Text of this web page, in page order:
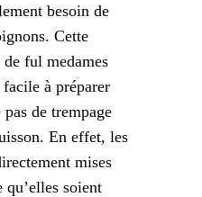
besoin de
Cette
ful medames
à préparer
de trempage
En effet, les
mises
qu’elles soient